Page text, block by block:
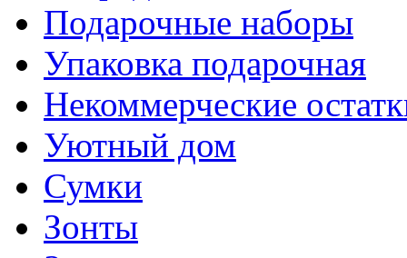
Подарочные наборы
Упаковка подарочная
Некоммерческие
Уютный дом
Сумки
Зонты